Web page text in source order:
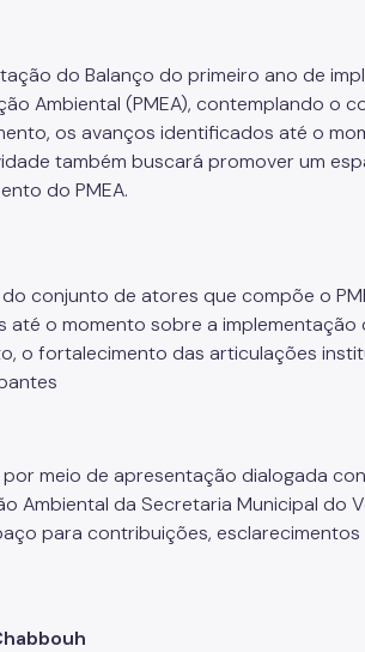
do Balanço do primeiro ano de
Ambiental (PMEA), contemplando o
os avanços identificados até o
também buscará promover um
do PMEA.
conjunto de atores que compõe o
o momento sobre a
o fortalecimento das articulações
meio de apresentação dialogada
Ambiental da Secretaria Municipal do
para contribuições,